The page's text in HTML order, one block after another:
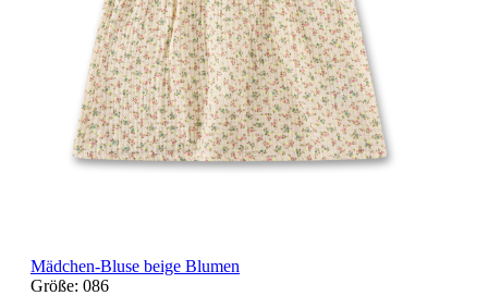
Mädchen-Bluse beige Blumen
Größe: 086